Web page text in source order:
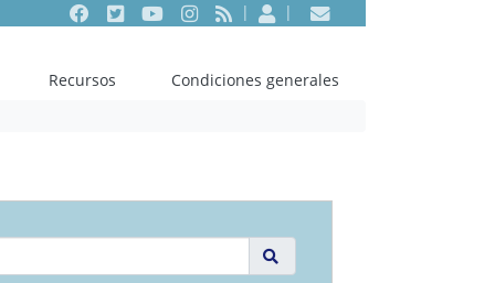
Facebook
TwitterYoutubeInstagram
RSS EntrarContacto
Recursos
Condiciones generales